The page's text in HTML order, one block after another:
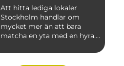
Att hitta lediga lokaler
Stockholm handlar om
mycket mer än att bara
matcha en yta med en hyra.